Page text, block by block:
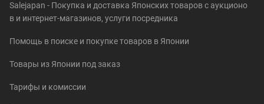
Salejapan - Покупка и доставка Японских товаров c аукционо
в и интернет-магазинов, услуги посредника
Помощь в поиске и покупке товаров в Японии
Товары из Японии под заказ
Тарифы и комиссии